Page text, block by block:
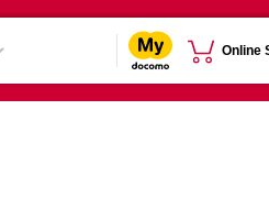
Online